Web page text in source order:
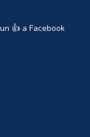
👍 a Facebook